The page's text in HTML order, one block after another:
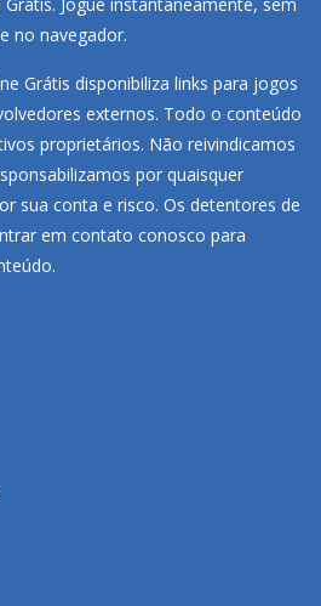
Grátis. Jogue instantaneamente, sem
no navegador.
Grátis disponibiliza links para jogos
externos. Todo o conteúdo
proprietários. Não reivindicamos
por quaisquer
sua conta e risco. Os detentores de
em contato conosco para